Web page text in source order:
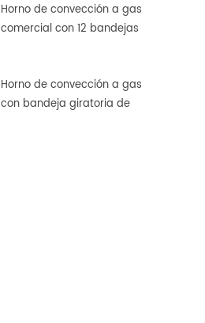
Horno de convección a gas
comercial con 12 bandejas
Horno de convección a gas
con bandeja giratoria de